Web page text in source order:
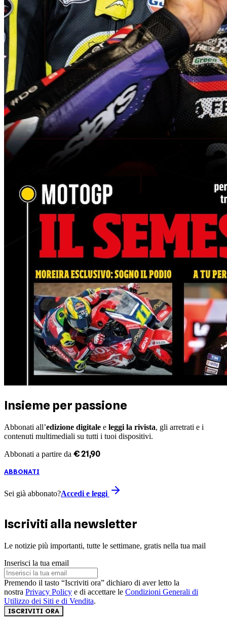
Insieme per passione
Abbonati all’edizione digitale e leggi la rivista, gli arretrati e i
contenuti multimediali su tutti i tuoi dispositivi.
Abbonati a partire da €21 ,90
ABBONATI
Sei già abbonato?Accedi e leggi
Iscriviti alla newsletter
Le notizie più importanti, tutte le settimane, gratis nella tua mail
Inserisci la tua email
Premendo il tasto “Iscriviti ora” dichiaro di aver letto la
nostra Privacy Policy e di accettare le Condizioni Generali di
Utilizzo dei Siti e di Vendita.
ISCRIVITI ORA